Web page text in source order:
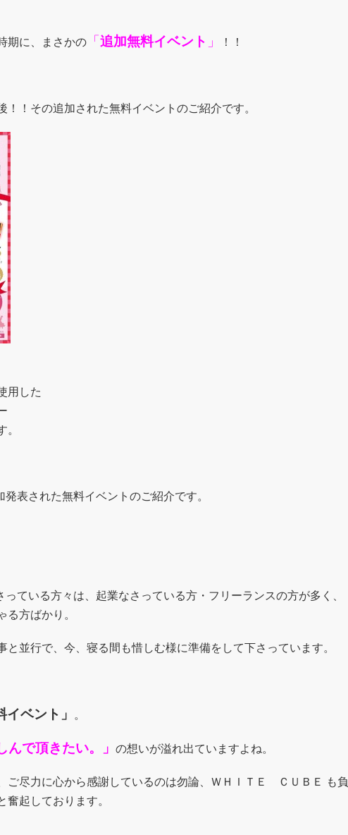
期に、まさかの 「追加無料イベント 」 ！！
！！その追加された無料イベントのご紹介です。
用した
。
表された無料イベントのご紹介です。
ている方々は、起業なさっている方・フリーランスの方が多く、
る方ばかり。
と並行で、今、寝る間も惜しむ様に準備をして下さっています。
イベント」 。
んで頂きたい。」 の想いが溢れ出ていますよね。
ご尽力に心から感謝しているのは勿論、ＷＨＩＴＥ ＣＵＢＥ も負
奮起しております。